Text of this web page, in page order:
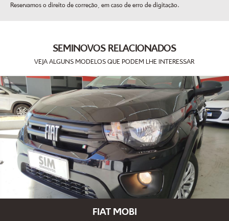
Reservamos o direito de correção, em caso de erro de digitação.
SEMINOVOS RELACIONADOS
VEJA ALGUNS MODELOS QUE PODEM LHE INTERESSAR
FIAT MOBI